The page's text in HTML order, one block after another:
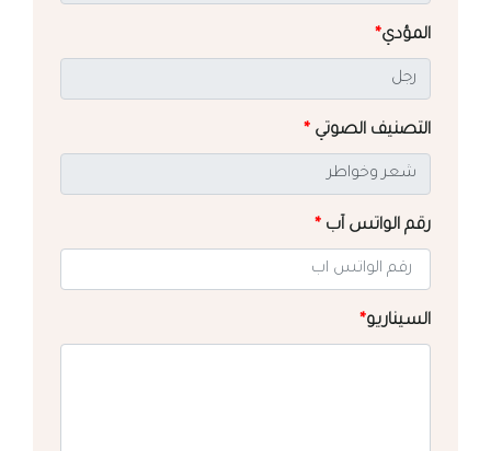
المؤدي*
التصنيف الصوتي *
رقم الواتس آب *
السيناريو*